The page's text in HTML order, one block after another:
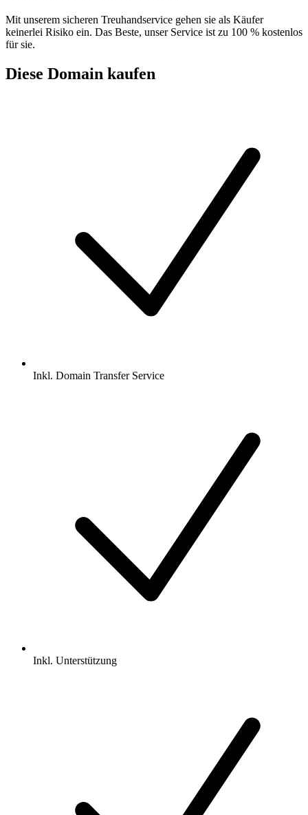
Mit unserem sicheren Treuhandservice gehen sie als Käufer
keinerlei Risiko ein. Das Beste, unser Service ist zu 100 % kostenlos
für sie.
Diese Domain kaufen
Inkl. Domain Transfer Service
Inkl. Unterstützung